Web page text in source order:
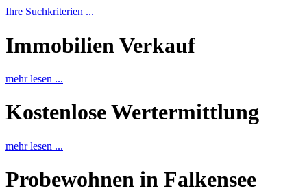
Ihre Suchkriterien ...
Immobilien Verkauf
mehr lesen ...
Kostenlose Wertermittlung
mehr lesen ...
Probewohnen in Falkensee